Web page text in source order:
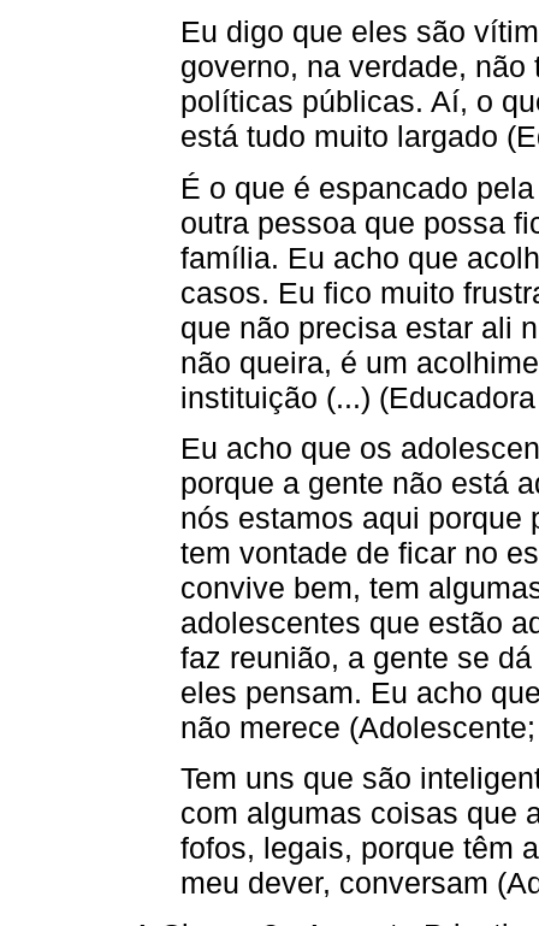
Eu digo que eles são
governo, na verdade,
políticas públicas. Aí, o
está tudo muito largado
É o que é espancado
outra pessoa que possa
família. Eu acho que
casos. Eu fico muito
que não precisa estar ali
não queira, é um
instituição (...)
Eu acho que os
porque a gente não está
nós estamos aqui porque
tem vontade de ficar no
convive bem, tem
adolescentes que estão
faz reunião, a gente se
eles pensam. Eu acho
não merece
Tem uns que são
com algumas coisas que
fofos, legais, porque têm
meu dever, conversam